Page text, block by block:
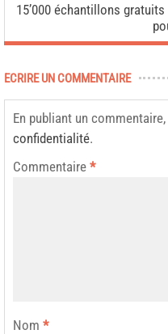
15’000 échantillons
ECRIRE UN COMMENTAIRE
En publiant un
confidentialité.
Commentaire *
Nom *